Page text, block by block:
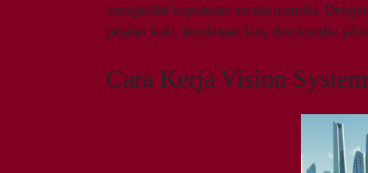
mengambil keputusan secara mandiri.
pejalan kaki, kendaraan lain, dan kondisi
Cara Kerja Vision